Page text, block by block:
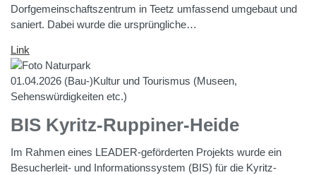
Dorfgemeinschaftszentrum in Teetz umfassend umgebaut und
saniert. Dabei wurde die ursprüngliche…
Link
01.04.2026 (Bau-)Kultur und Tourismus (Museen,
Sehenswürdigkeiten etc.)
BIS Kyritz-Ruppiner-Heide
Im Rahmen eines LEADER-geförderten Projekts wurde ein
Besucherleit- und Informationssystem (BIS) für die Kyritz-